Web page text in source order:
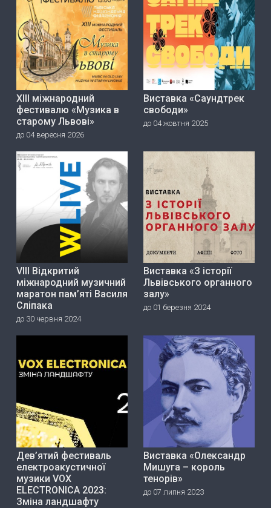
ХІІІ міжнародний
фестивалю «Музика в
старому Львові»
до 04 вересня 2026
Виставка «Саундтрек
свободи»
до 04 жовтня 2025
VIII Відкритий
міжнародний музичний
маратон пам’яті Василя
Сліпака
до 30 червня 2024
Виставка «З історії
Львівського органного
залу»
до 01 березня 2024
Дев’ятий фестиваль
електроакустичної
музики VOX
ELECTRONICA 2023:
Зміна ландшафту
Виставка «Олександр
Мишуга – король
тенорів»
до 07 липня 2023